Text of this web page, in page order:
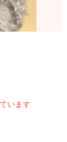
います